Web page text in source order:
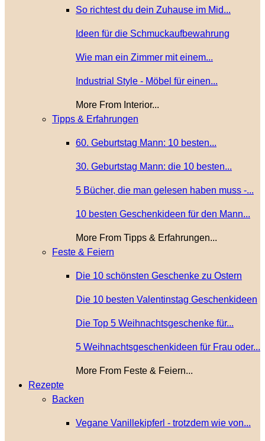
So richtest du dein Zuhause im Mid...
Ideen für die Schmuckaufbewahrung
Wie man ein Zimmer mit einem...
Industrial Style - Möbel für einen...
More From Interior...
Tipps & Erfahrungen
60. Geburtstag Mann: 10 besten...
30. Geburtstag Mann: die 10 besten...
5 Bücher, die man gelesen haben muss -...
10 besten Geschenkideen für den Mann...
More From Tipps & Erfahrungen...
Feste & Feiern
Die 10 schönsten Geschenke zu Ostern
Die 10 besten Valentinstag Geschenkideen
Die Top 5 Weihnachtsgeschenke für...
5 Weihnachtsgeschenkideen für Frau oder...
More From Feste & Feiern...
Rezepte
Backen
Vegane Vanillekipferl - trotzdem wie von...